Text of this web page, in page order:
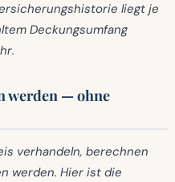
liegt je
Deckungsumfang
.
werden — ohne
verhandeln, berechnen
werden. Hier ist die